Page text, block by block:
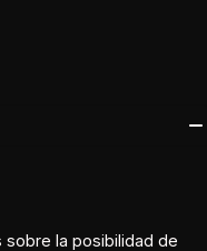
sobre la posibilidad de